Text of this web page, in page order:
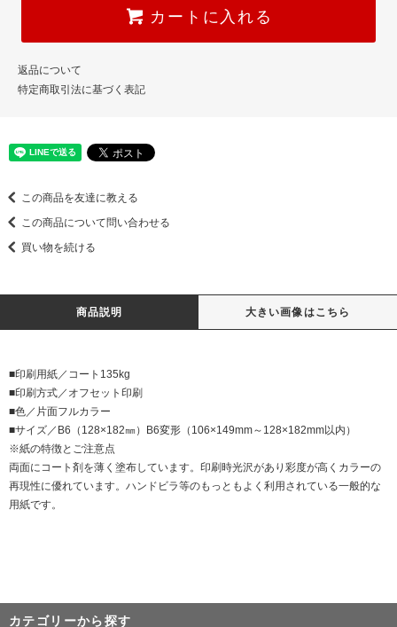
カートに入れる
返品について
特定商取引法に基づく表記
この商品を友達に教える
この商品について問い合わせる
買い物を続ける
商品説明 大きい画像はこちら
■印刷用紙／コート135kg
■印刷方式／オフセット印刷
■色／片面フルカラー
■サイズ／B6（128×182㎜）B6変形（106×149mm～128×182mm以内）
※紙の特徴とご注意点
両面にコート剤を薄く塗布しています。印刷時光沢があり彩度が高くカラーの
再現性に優れています。ハンドビラ等のもっともよく利用されている一般的な
用紙です。
カテゴリーから探す